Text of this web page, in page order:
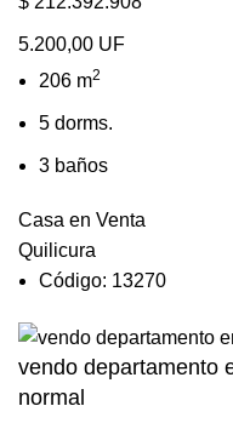
5.200,00 UF
206 m2
5 dorms.
3 baños
Casa en Venta
Quilicura
Código: 13270
vendo departamento
normal